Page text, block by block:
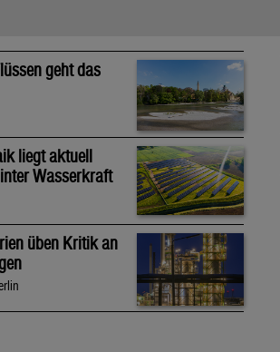
geht das
liegt aktuell
Wasserkraft
üben Kritik an